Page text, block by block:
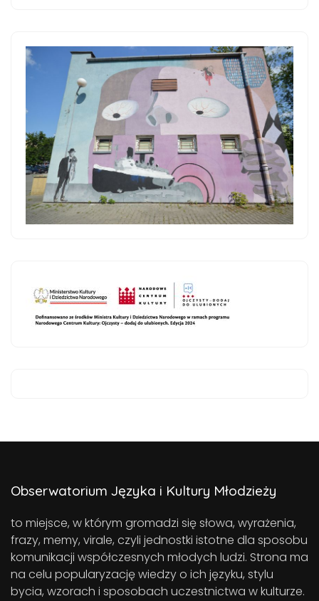
Obserwatorium Języka i Kultury Młodzieży
to miejsce, w którym gromadzi się słowa, wyrażenia,
frazy, memy, virale, czyli jednostki istotne dla sposobu
komunikacji współczesnych młodych ludzi. Strona ma
na celu popularyzację wiedzy o ich języku, stylu
bycia, wzorach i sposobach uczestnictwa w kulturze.